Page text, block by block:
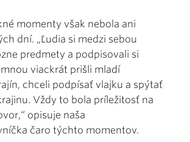
momenty však nebola ani
dní. „Ľudia si medzi sebou
predmety a podpisovali si
viackrát prišli mladí
chceli podpísať vlajku a spýtať
Vždy to bola príležitosť na
opisuje naša
čaro týchto momentov.